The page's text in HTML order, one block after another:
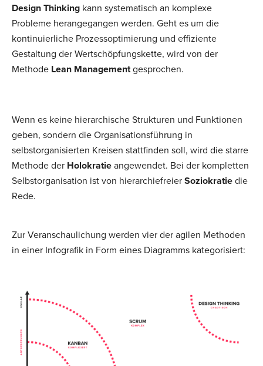
Design Thinking kann systematisch an komplexe
Probleme herangegangen werden. Geht es um die
kontinuierliche Prozessoptimierung und effiziente
Gestaltung der Wertschöpfungskette, wird von der
Methode Lean Managementgesprochen.
Wenn es keine hierarchische Strukturen und Funktionen
geben, sondern die Organisationsführung in
selbstorganisierten Kreisen stattfinden soll, wird die starre
Methode der Holokratie angewendet. Bei der kompletten
Selbstorganisation ist von hierarchiefreier Soziokratie die
Rede.
Zur Veranschaulichung werden vier der agilen Methoden
in einer Infografik in Form eines Diagramms kategorisiert: